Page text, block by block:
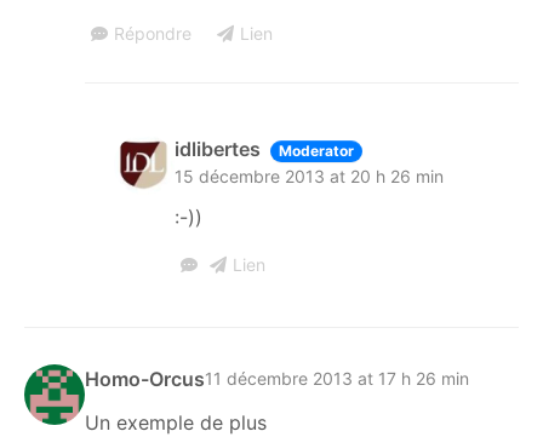
Répondre Lien
idlibertes Moderator
15 décembre 2013 at 20 h 26 min
:-))
Lien
Homo-Orcus11 décembre 2013 at 17 h 26 min
Un exemple de plus